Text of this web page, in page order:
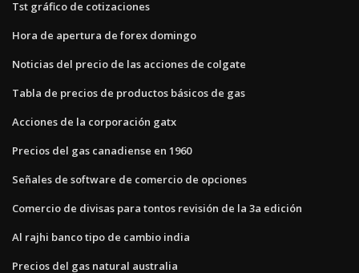
Tst gráfico de cotizaciones
Hora de apertura de forex domingo
Noticias del precio de las acciones de colgate
Tabla de precios de productos básicos de gas
Acciones de la corporación gatx
Precios del gas canadiense en 1960
Señales de software de comercio de opciones
Comercio de divisas para tontos revisión de la 3a edición
Al rajhi banco tipo de cambio india
Precios del gas natural australia